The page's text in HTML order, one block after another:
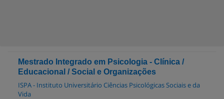
Mestrado Integrado em Psicologia - Clínica /
Educacional / Social e Organizações
ISPA - Instituto Universitário Ciências Psicológicas Sociais e da
Vida